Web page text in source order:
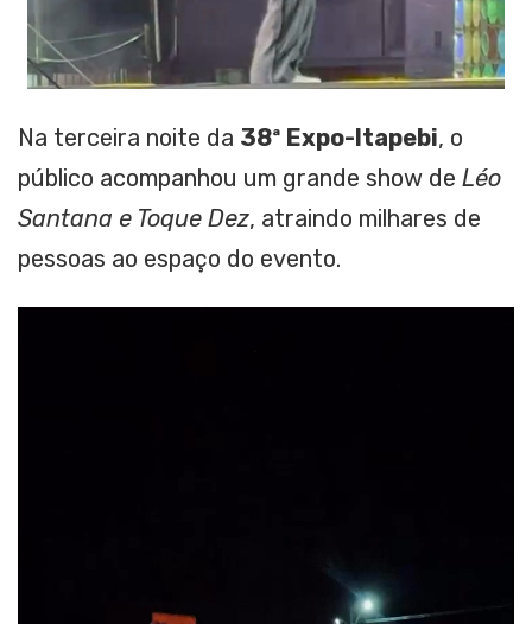
Na terceira noite da 38ª Expo-Itapebi, o
público acompanhou um grande show de Léo
Santana e Toque Dez, atraindo milhares de
pessoas ao espaço do evento.